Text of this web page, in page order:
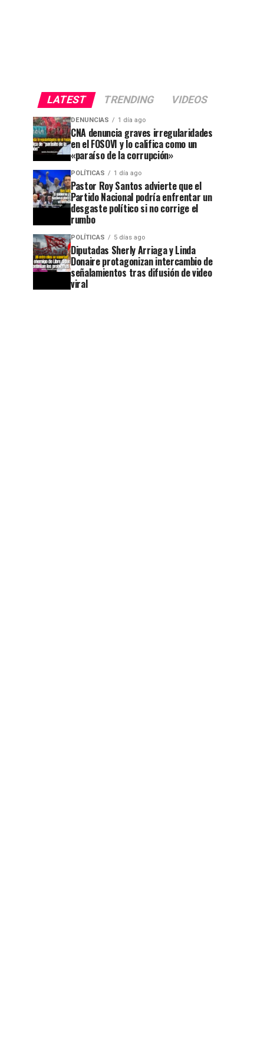
LATEST TRENDING VIDEOS
DENUNCIAS 1 día ago
CNA denuncia graves irregularidades
en el FOSOVI y lo califica como un
«paraíso de la corrupción»
POLÍTICAS 1 día ago
Pastor Roy Santos advierte que el
Partido Nacional podría enfrentar un
desgaste político si no corrige el
rumbo
POLÍTICAS 5 días ago
Diputadas Sherly Arriaga y Linda
Donaire protagonizan intercambio de
señalamientos tras difusión de video
viral